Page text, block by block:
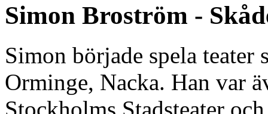
Simon Broström -
Simon började spela
Orminge, Nacka. Han var
Stockholms Stadsteater